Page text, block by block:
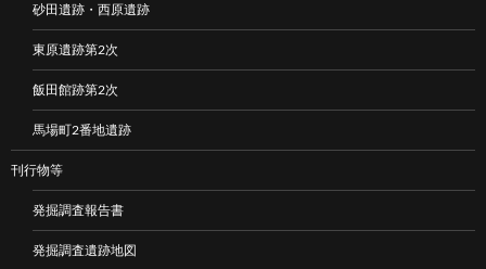
砂田遺跡・西原遺跡
東原遺跡第2次
飯田館跡第2次
馬場町2番地遺跡
刊行物等
発掘調査報告書
発掘調査遺跡地図